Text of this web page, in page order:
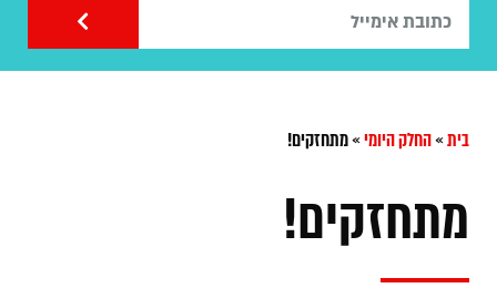
בית»החלק היומי»מתחזקים!
מתחזקים!